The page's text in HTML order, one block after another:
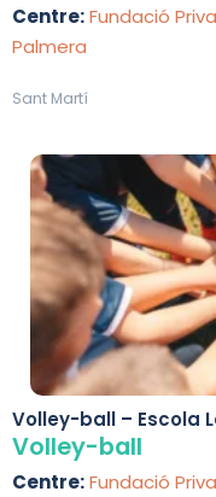
Centre:Fundació
Palmera
Sant Martí
Volley-ball – Escola
Volley-ball
Centre:Fundació